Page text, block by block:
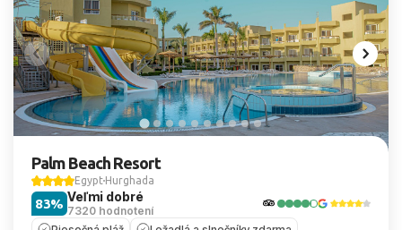
Palm Beach Resort
Egypt Hurghada
Veľmi dobré
7320 hodnotení
83%